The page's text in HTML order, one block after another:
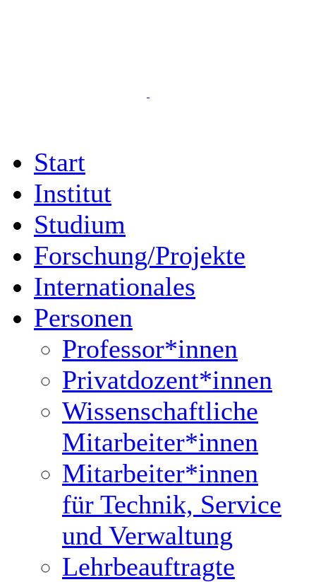
Start
Institut
Studium
Forschung/Projekte
Internationales
Personen
Professor*innen
Privatdozent*innen
Wissenschaftliche
Mitarbeiter*innen
Mitarbeiter*innen
für Technik, Service
und Verwaltung
Lehrbeauftragte